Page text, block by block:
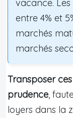
vacance.
entre 4% et
marchés
marchés
Transposer
prudence,
loyers dans la